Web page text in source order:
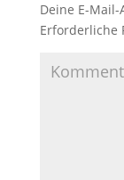
Deine E-
Erforderliche